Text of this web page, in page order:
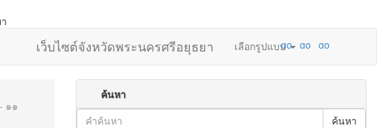
เว็บไซต์จังหวัดพระนครศรีอยุธยา เลือกรูปแบบ
๑๑
ค้นหา
ค้นหา